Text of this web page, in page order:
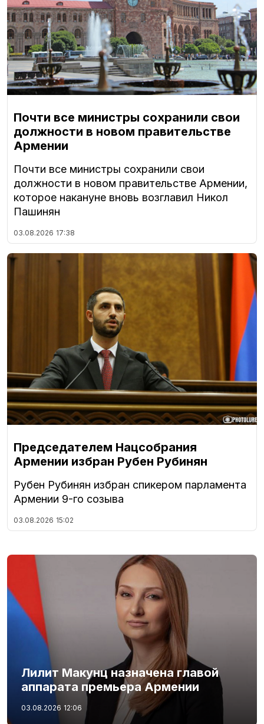
Почти все министры сохранили свои
должности в новом правительстве
Армении
Почти все министры сохранили свои
должности в новом правительстве Армении,
которое накануне вновь возглавил Никол
Пашинян
03.08.2026 17:38
Председателем Нацсобрания
Армении избран Рубен Рубинян
Рубен Рубинян избран спикером парламента
Армении 9-го созыва
03.08.2026 15:02
Лилит Макунц назначена главой
аппарата премьера Армении
03.08.2026 12:06